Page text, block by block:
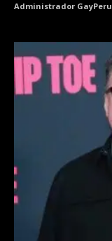
Administrador GayPeru